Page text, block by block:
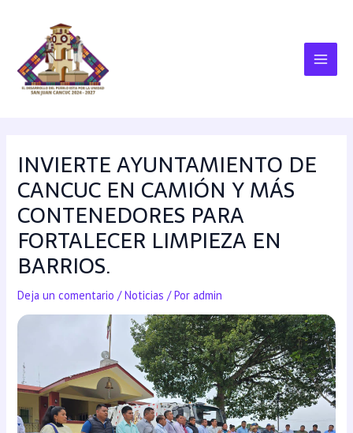
INVIERTE AYUNTAMIENTO DE
CANCUC EN CAMIÓN Y MÁS
CONTENEDORES PARA
FORTALECER LIMPIEZA EN
BARRIOS.
Deja un comentario /Noticias / Poradmin